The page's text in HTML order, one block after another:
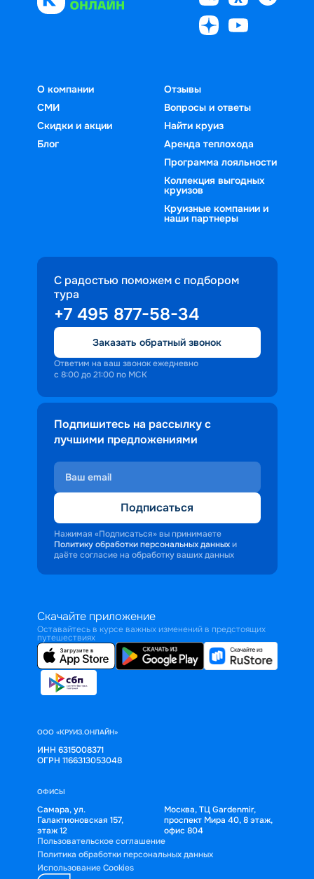
О компании
СМИ
Скидки и акции
Блог
Отзывы
Вопросы и ответы
Найти круиз
Аренда теплохода
Программа лояльности
Коллекция выгодных
круизов
Круизные компании и
наши партнеры
С радостью поможем с подбором
тура
+7 495 877-58-34
Заказать обратный звонок
Ответим на ваш звонок ежедневно
с 8:00 до 21:00 по МСК
Подпишитесь на рассылку с
лучшими предложениями
Подписаться
Нажимая «Подписаться» вы принимаете
Политику обработки персональных данных и
даёте согласие на обработку ваших данных
Скачайте приложение
Оставайтесь в курсе важных изменений в предстоящих
путешествиях
ООО «КРУИЗ.ОНЛАЙН»
ИНН 6315008371
ОГРН 1166313053048
ОФИСЫ
Самара, ул.
Галактионовская 157,
этаж 12
Москва, ТЦ Gardenmir,
проспект Мира 40, 8 этаж,
офис 804
Пользовательское соглашение
Политика обработки персональных данных
Использование Cookies